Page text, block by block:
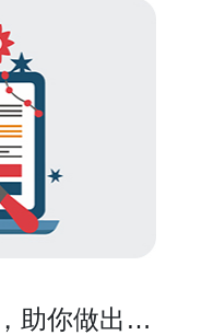
助你做出明